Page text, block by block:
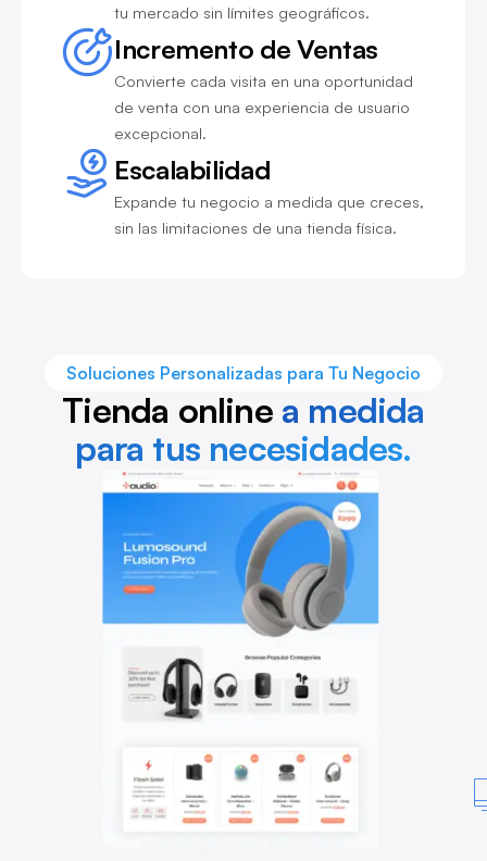
tu mercado sin límites geográficos.
Incremento de Ventas
Convierte cada visita en una oportunidad
de venta con una experiencia de usuario
excepcional.
Escalabilidad
Expande tu negocio a medida que creces,
sin las limitaciones de una tienda física.
Soluciones Personalizadas para Tu Negocio
Tienda online a medida
para tus necesidades.